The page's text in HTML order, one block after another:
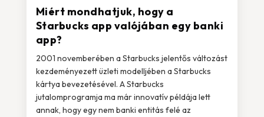
Miért mondhatjuk, hogy a
Starbucks app valójában egy banki
app?
2001 novemberében a Starbucks jelentős változást
kezdeményezett üzleti modelljében a Starbucks
kártya bevezetésével. A Starbucks
jutalomprogramja ma már innovatív példája lett
annak, hogy egy nem banki entitás felé az